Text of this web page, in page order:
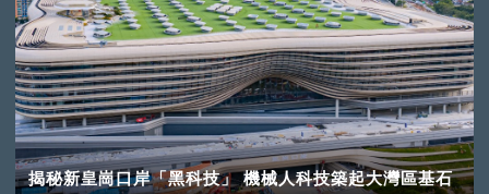
揭秘新皇崗口岸「黑科技」 機械人科技築起大灣區基石